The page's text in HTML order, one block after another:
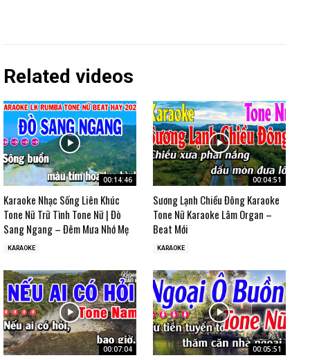
Related videos
00:14:46
Karaoke Nhạc Sống Liên Khúc
Tone Nữ Trữ Tình Tone Nữ | Đò
Sang Ngang – Đêm Mưa Nhớ Mẹ
KARAOKE
00:04:51
Sương Lạnh Chiều Đông Karaoke
Tone Nữ Karaoke Lâm Organ –
Beat Mới
KARAOKE
00:07:04 00:05:51